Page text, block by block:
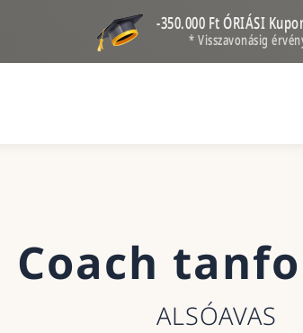
-350.000 Ft ÓRIÁSI
* Visszavonásig
Coach
ALSÓAVAS